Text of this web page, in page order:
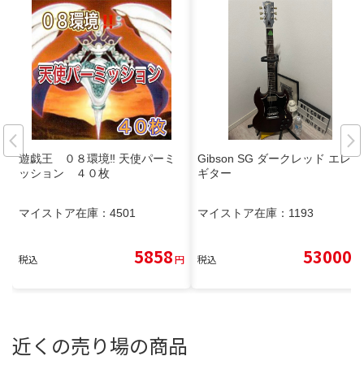
遊戯王 ０８環境‼️ 天使パーミ
ッション ４０枚
マイストア在庫： 4501
税込 5858円
Gibson SG ダークレッド エレキ
ギター
マイストア在庫： 1193
税込 53000
近くの売り場の商品